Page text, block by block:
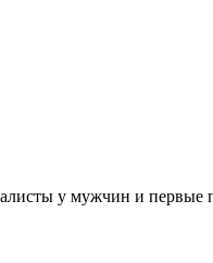
у мужчин и